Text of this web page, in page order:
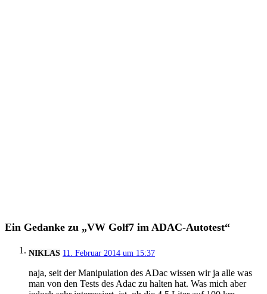
Ein Gedanke zu „VW Golf7 im ADAC-Autotest“
NIKLAS 11. Februar 2014 um 15:37
naja, seit der Manipulation des ADac wissen wir ja alle was
man von den Tests des Adac zu halten hat. Was mich aber